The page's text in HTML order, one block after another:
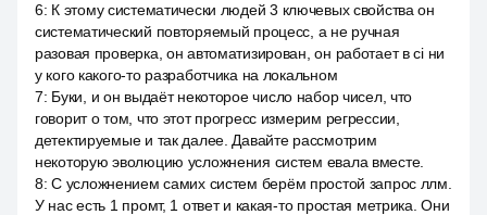
6: К этому систематически людей 3 ключевых свойства он
систематический повторяемый процесс, а не ручная
разовая проверка, он автоматизирован, он работает в ci ни
у кого какого-то разработчика на локальном
7: Буки, и он выдаёт некоторое число набор чисел, что
говорит о том, что этот прогресс измерим регрессии,
детектируемые и так далее. Давайте рассмотрим
некоторую эволюцию усложнения систем евала вместе.
8:С усложнением самих систем берём простой запрос ллм.
У нас есть 1 промт, 1 ответ и какая-то простая метрика. Они